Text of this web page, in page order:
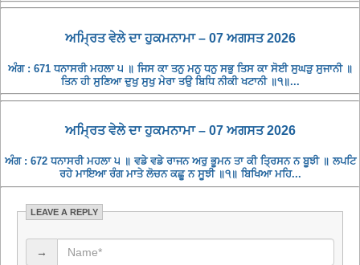
ਅਮ੍ਰਿਤ ਵੇਲੇ ਦਾ ਹੁਕਮਨਾਮਾ – 07 ਅਗਸਤ 2026
ਅੰਗ : 671 ਧਨਾਸਰੀ ਮਹਲਾ ੫ ॥ ਜਿਸ ਕਾ ਤਨੁ ਮਨੁ ਧਨੁ ਸਭੁ ਤਿਸ ਕਾ ਸੋਈ ਸੁਘੜੁ ਸੁਜਾਨੀ ॥
ਤਿਨ ਹੀ ਸੁਣਿਆ ਦੁਖੁ ਸੁਖੁ ਮੇਰਾ ਤਉ ਬਿਧਿ ਨੀਕੀ ਖਟਾਨੀ ॥੧॥...
ਅਮ੍ਰਿਤ ਵੇਲੇ ਦਾ ਹੁਕਮਨਾਮਾ – 07 ਅਗਸਤ 2026
ਅੰਗ : 672 ਧਨਾਸਰੀ ਮਹਲਾ ੫ ॥ ਵਡੇ ਵਡੇ ਰਾਜਨ ਅਰੁ ਭੂਮਨ ਤਾ ਕੀ ਤ੍ਰਿਸਨ ਨ ਬੂਝੀ ॥ ਲਪਟਿ
ਰਹੇ ਮਾਇਆ ਰੰਗ ਮਾਤੇ ਲੋਚਨ ਕਛੂ ਨ ਸੂਝੀ ॥੧॥ ਬਿਖਿਆ ਮਹਿ...
LEAVE A REPLY
→